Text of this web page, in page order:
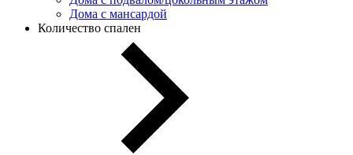
Дома с мансардой
Количество спален